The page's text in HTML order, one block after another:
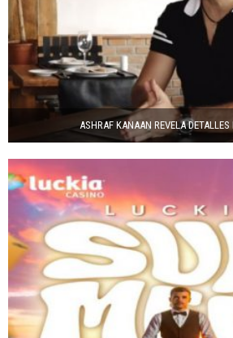
ASHRAF KANAAN REVELA DETALLES